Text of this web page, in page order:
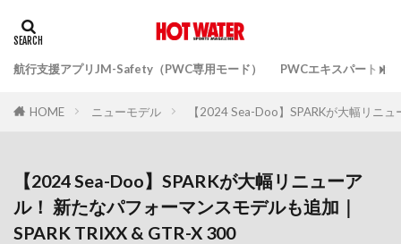
航行支援アプリJM-Safety（PWC専用モード） PWCエキスパートガ
HOME ニューモデル 【2024 Sea-Doo】SPARKが大幅リニ
【2024 Sea-Doo】SPARKが大幅リニューア
ル！ 新たなパフォーマンスモデルも追加｜
SPARK TRIXX & GTR-X 300